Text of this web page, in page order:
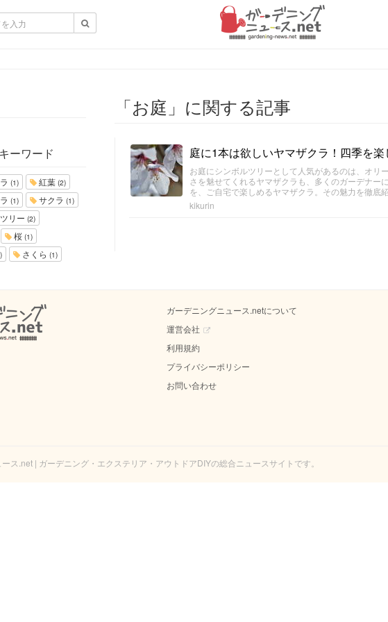
ュース.net
ーワード
(1) 紅葉 (2)
(1) サクラ (1)
リー (2)
桜 (1)
さくら (1)
「お庭」に関する記事
庭に1本は欲しいヤマザクラ！四季を
お庭にシンボルツリーとして人気があるのは、オリ
さを魅せてくれるヤマザクラも、多くのガーデナー
を、ご自宅で楽しめるヤマザクラ。その魅力を徹底紹
kikurin
ガーデニングニュース.netについて
運営会社
利用規約
プライバシーポリシー
お問い合わせ
ス.net | ガーデニング・エクステリア・アウトドアDIYの総合ニュースサイトです。